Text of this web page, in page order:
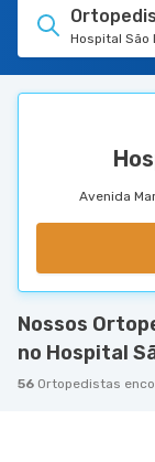
TUASAUDE.COM
Hospital São
Avenida
Nossos
no Hospital
56 Ortopedistas